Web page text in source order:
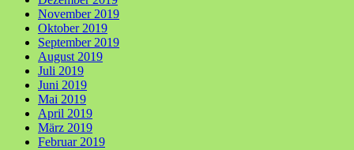
November 2019
Oktober 2019
September 2019
August 2019
Juli 2019
Juni 2019
Mai 2019
April 2019
März 2019
Februar 2019